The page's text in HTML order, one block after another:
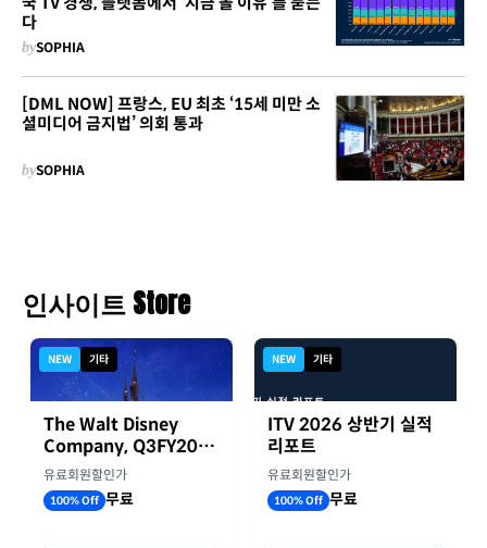
다
bySOPHIA
[DML NOW] 프랑스, EU 최초 ‘15세 미만 소
셜미디어 금지법’ 의회 통과
bySOPHIA
인사이트 Store
NEW 기타
The Walt Disney
Company, Q3FY2026
실적자료
유료회원할인가
100% Off 무료
NEW 기타
ITV 2026 상반기 실적
리포트
유료회원할인가
100% Off 무료